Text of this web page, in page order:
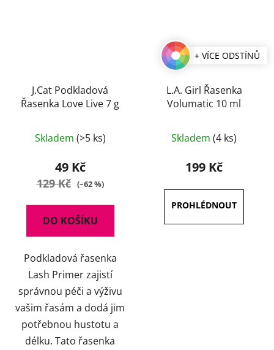
J.Cat Podkladová
Řasenka Love Live 7 g
Skladem (>5 ks)
49 Kč
129 Kč (–62 %)
DO KOŠÍKU
Podkladová řasenka
Lash Primer zajistí
správnou péči a výživu
vašim řasám a dodá jim
potřebnou hustotu a
délku. Tato řasenka
+ VÍCE ODSTÍNŮ
L.A. Girl Řasenka
Volumatic 10 ml
hodnocení
produktu
3,7
z
5
Skladem (4 ks)
199 Kč